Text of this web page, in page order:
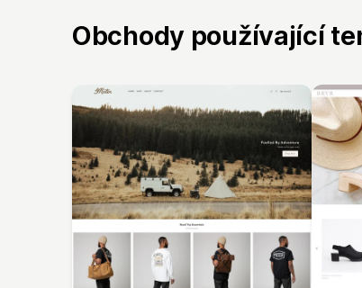
Obchody používající